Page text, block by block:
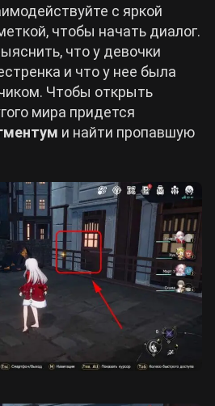
с яркой
чтобы начать диалог.
что у девочки
и что у нее была
Чтобы открыть
мира придется
и найти пропавшую